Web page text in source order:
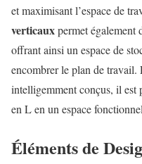
et maximisant l’espace de
verticauxpermet également
offrant ainsi un espace de
encombrer le plan de travail.
intelligemment conçus, il est
en L en un espace
Éléments de